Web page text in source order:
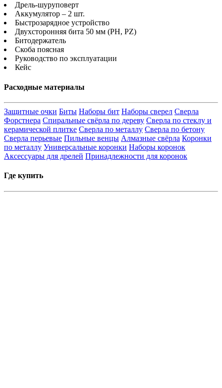
Дрель-шуруповерт
Аккумулятор – 2 шт.
Быстрозарядное устройство
Двухсторонняя бита 50 мм (PH, PZ)
Битодержатель
Скоба поясная
Руководство по эксплуатации
Кейс
Расходные материалы
Защитные очки Биты Наборы бит Наборы сверел Сверла
Форстнера Спиральные свёрла по дереву Сверла по стеклу и
керамической плитке Сверла по металлу Сверла по бетону
Сверла перьевые Пильные венцы Алмазные свёрла Коронки
по металлу Универсальные коронки Наборы коронок
Аксессуары для дрелей Принадлежности для коронок
Где купить